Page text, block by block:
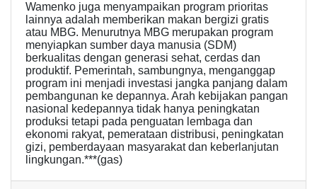
Wamenko juga menyampaikan program prioritas
lainnya adalah memberikan makan bergizi gratis
atau MBG. Menurutnya MBG merupakan program
menyiapkan sumber daya manusia (SDM)
berkualitas dengan generasi sehat, cerdas dan
produktif. Pemerintah, sambungnya, menganggap
program ini menjadi investasi jangka panjang dalam
pembangunan ke depannya. Arah kebijakan pangan
nasional kedepannya tidak hanya peningkatan
produksi tetapi pada penguatan lembaga dan
ekonomi rakyat, pemerataan distribusi, peningkatan
gizi, pemberdayaan masyarakat dan keberlanjutan
lingkungan.***(gas)